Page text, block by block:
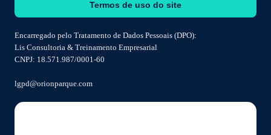
Termos de uso do site
Encarregado pelo Tratamento de Dados Pessoais (DPO):
Lis Consultoria & Treinamento Empresarial
CNPJ: 18.571.987/0001-60
lgpd@orionparque.com